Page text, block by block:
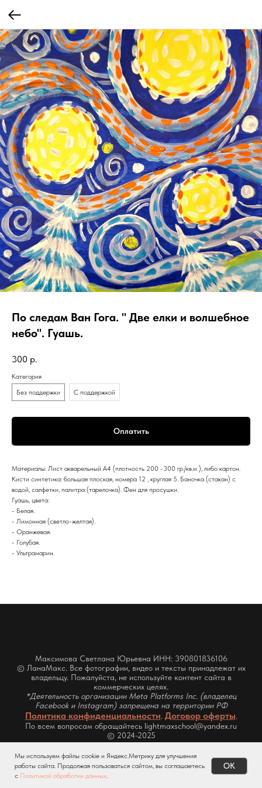
По следам Ван Гога. " Две елки и волшебное
небо". Гуашь.
300 р.
Категория
Без поддержки
С поддержкой
Оплатить
Материалы: Лист акварельный А4 (плотность 200 -300 гр./кв.м ), либо картон.
Кисти синтетика: большая плоская, номера 12 , круглая 5. Баночка (стакан) с
водой, салфетки, палитра (тарелочка). Фен для просушки.
Гуашь, цвета:
- Белая.
- Лимонная (светло-желтая).
- Оранжевая.
- Голубая.
- Ультрамарин.
Мы используем файлы cookie и Яндекс.Метрику для улучшения
работы сайта. Продолжая пользоваться сайтом, вы соглашаетесь
с Политикой обработки данных.
OK
Максимова Светлана Юрьевна ИНН: 390801836106
© ЛанаМакс. Все фотографии, видео и тексты принадлежат их
владельцу. Пожалуйста, не используйте контент сайта в
коммерческих целях.
*Деятельность организации Meta Platforms Inc. (владелец
Facebook и Instagram) запрещена на территории РФ
Политика конфиденциальности. Договор оферты.
По всем вопросам обращайтесь lightmaxschool@yandex.ru
© 2024-2025